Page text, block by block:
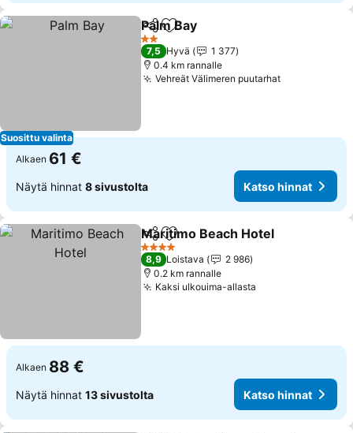
Suosittu valinta
Jaa Lisää suosikkeihin
Palm Bay
2 Tähtiluokitus
7,5 Hyvä
1 377
0.4 km rannalle
Vehreät Välimeren puutarhat
Alkaen 61 €
Näytä hinnat 8 sivustolta Katso hinnat
Jaa Lisää suosikkeihin
Maritimo Beach Hotel
4 Tähtiluokitus
8,9 Loistava
2 986
0.2 km rannalle
Kaksi ulkouima-allasta
Alkaen 88 €
Näytä hinnat 13 sivustolta Katso hinnat